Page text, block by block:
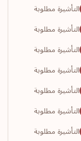
التأشيرة مطلوبة
التأشيرة مطلوبة
التأشيرة مطلوبة
التأشيرة مطلوبة
التأشيرة مطلوبة
التأشيرة مطلوبة
التأشيرة مطلوبة